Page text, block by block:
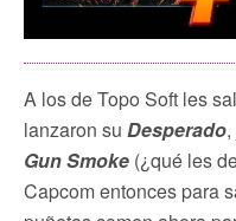
A los de Topo Soft les
lanzaron su Desperado
Gun Smoke (¿qué les
Capcom entonces para